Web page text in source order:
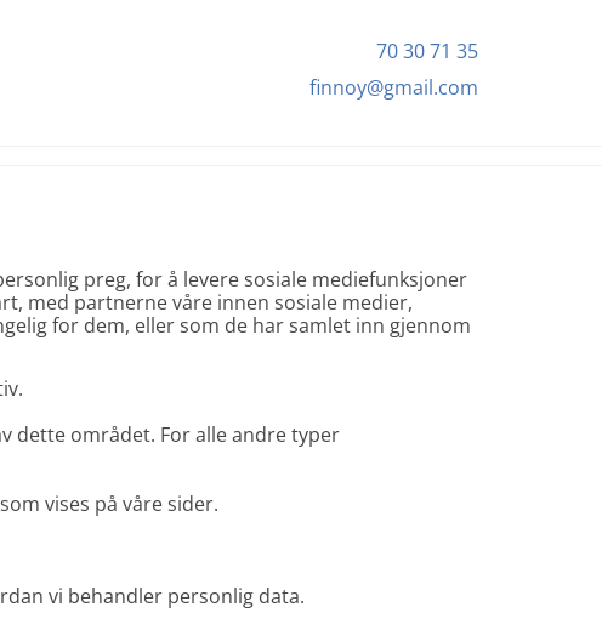
70 30 71 35
finnoy@gmail.com
preg, for å levere sosiale mediefunksjoner
med partnerne våre innen sosiale medier,
for dem, eller som de har samlet inn gjennom
dette området. For alle andre typer
vises på våre sider.
vi behandler personlig data.